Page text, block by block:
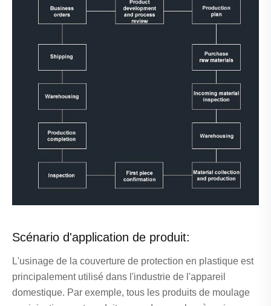
Scénario d'application de produit:
L'usinage de la couverture de protection en plastique est
principalement utilisé dans l'industrie de l'appareil
domestique. Par exemple, tous les produits de moulage